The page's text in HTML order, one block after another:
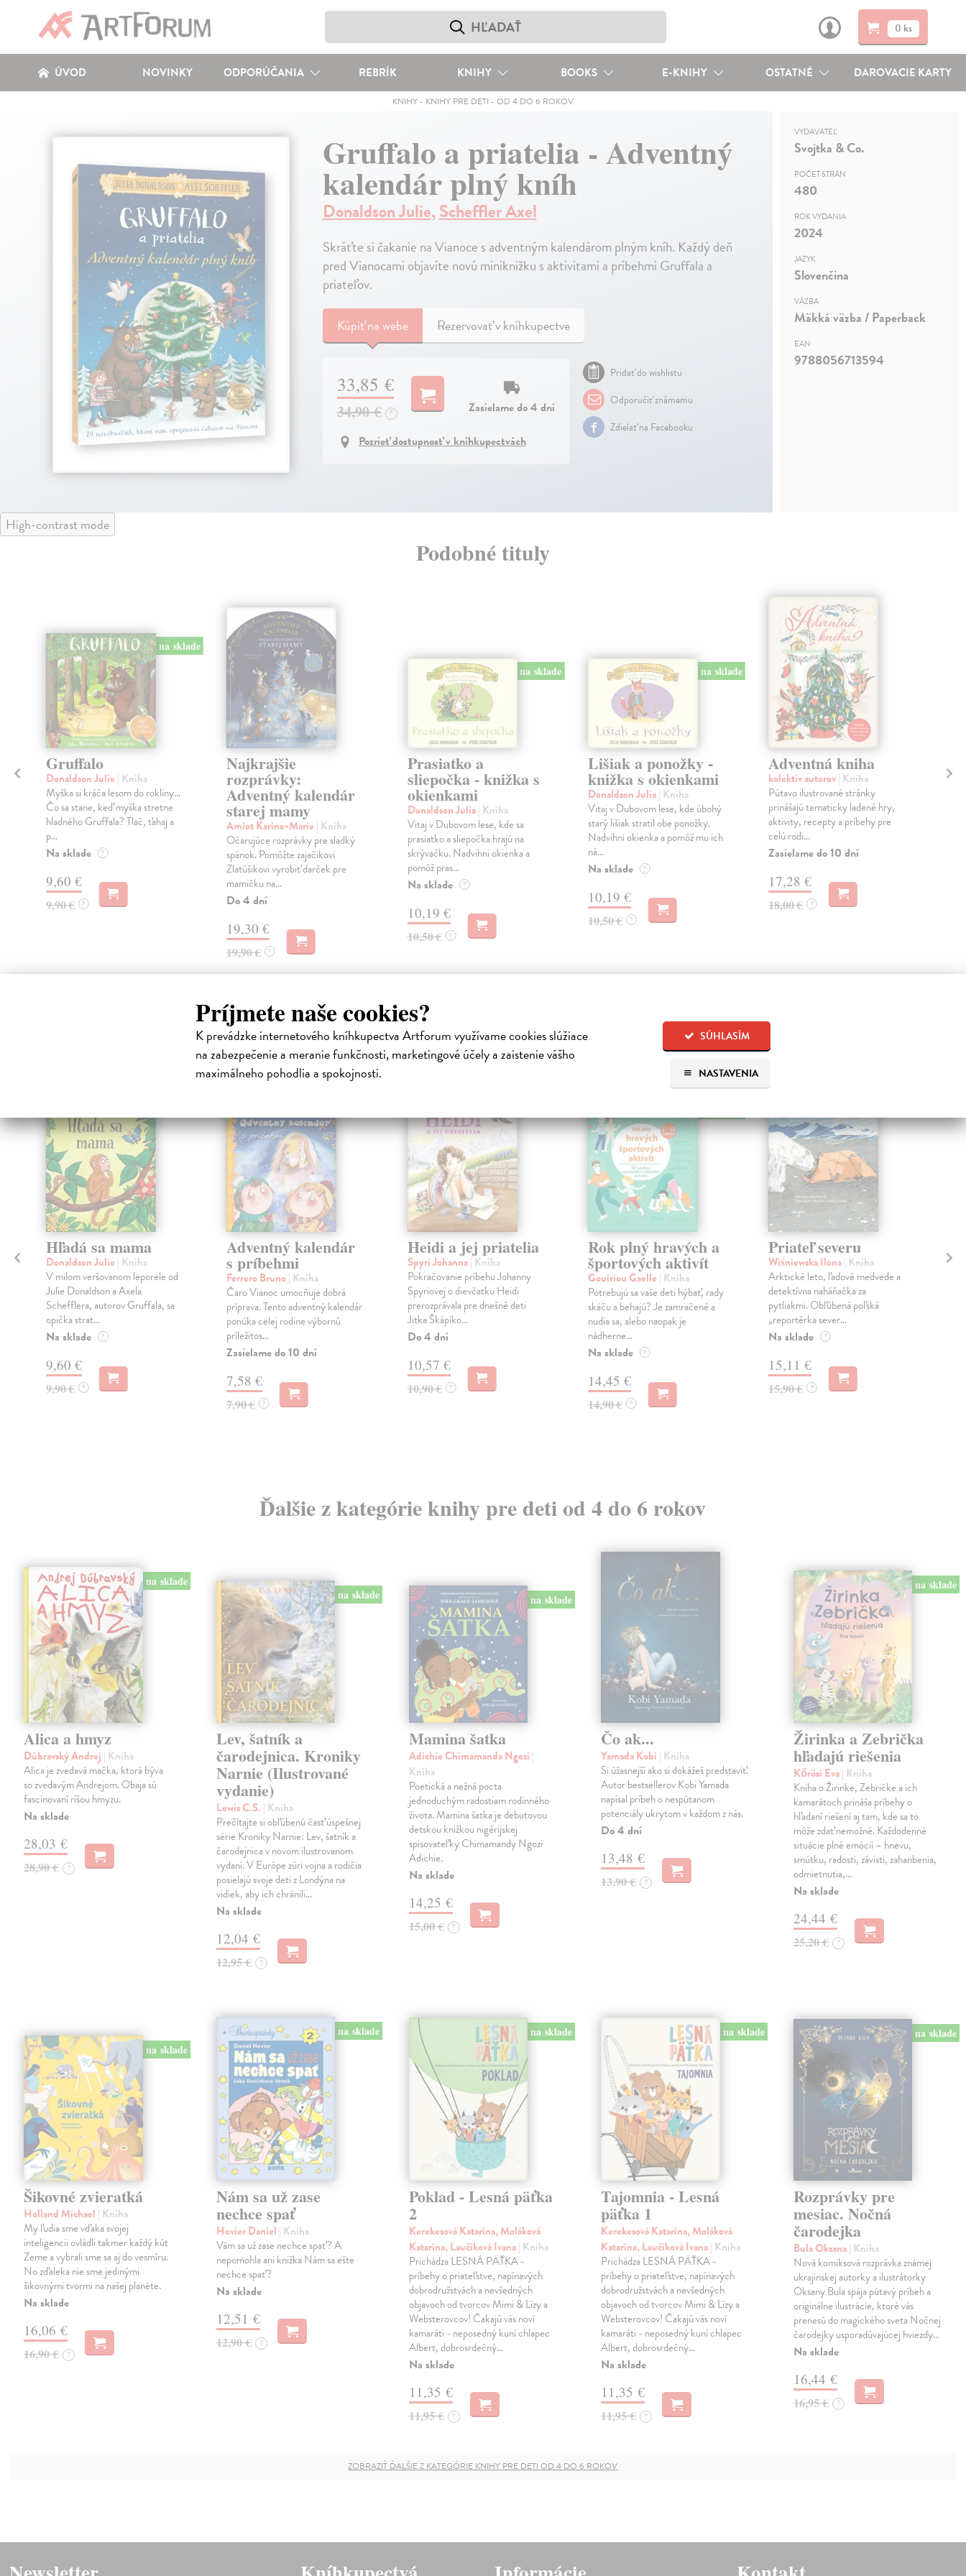
Príjmete naše cookies?
K prevádzke internetového kníhkupectva Artforum využívame cookies slúžiace
na zabezpečenie a meranie funkčnosti, marketingové účely a zaistenie vášho
maximálneho pohodlia a spokojnosti.
SÚHLASÍM
NASTAVENIA
0 ks
ÚVOD NOVINKY ODPORÚČANIA REBRÍK KNIHY BOOKS E-KNIHY OSTATNÉ DAROVACIE KARTY
KNIHY- KNIHY PRE DETI - OD 4 DO 6 ROKOV
Gruffalo a priatelia - Adventný
kalendár plný kníh
Donaldson Julie,Scheffler Axel
Skráťte si čakanie na Vianoce s adventným kalendárom plným kníh. Každý deň
pred Vianocami objavíte novú miniknižku s aktivitami a príbehmi Gruffala a
priateľov.
Kúpiťna webe Rezervovať v kníhkupectve
33,85 €
34,90 € ?
Zasielame do 4 dní
Pozrieť dostupnosť v kníhkupectvách
Pridať do wishlistu
Odporučiť známemu
Zdielať na Facebooku
VYDAVATEĽ
Svojtka & Co.
POČET STRÁN
480
ROK VYDANIA
2024
JAZYK
Slovenčina
VÄZBA
Mäkká väzba / Paperback
EAN
9788056713594
High-contrast mode
Podobné tituly
na sklade
Gruffalo
Donaldson Julie | Kniha
Myška si kráča lesom do rokliny...
Čo sa stane, keď myška stretne
hladného Gruffala? Tlač, ťahaj a
p...
Na sklade ?
9,60 €
9,90 € ?
Najkrajšie
rozprávky:
Adventný kalendár
starej mamy
Amiot Karine-Marie | Kniha
Očarujúce rozprávky pre sladký
spánok. Pomôžte zajačikovi
Zlatúšikovi vyrobiť darček pre
mamičku na...
Do 4 dní
19,30 €
19,90 € ?
na sklade
Prasiatko a
sliepočka - knižka s
okienkami
Donaldson Julia| Kniha
Vitaj v Dubovom lese, kde sa
prasiatko a sliepočka hrajú na
skrývačku. Nadvihni okienka a
pomôž pras...
Na sklade ?
10,19 €
10,50 € ?
na sklade
Lišiak a ponožky -
knižka s okienkami
Donaldson Julia| Kniha
Vitaj v Dubovom lese, kde úbohý
starý lišiak stratil obe ponožky.
Nadvihni okienka a pomôž mu ich
ná...
Na sklade ?
10,19 €
10,50 € ?
Adventná kniha
kolektív autorov| Kniha
Pútavo ilustrované stránky
prinášajú tematicky ladené hry,
aktivity, recepty a príbehy pre
celú rodi...
Zasielame do 10 dní
17,28 €
18,00 € ?
Čitatelia s podobným vkusom si kúpili aj:
Hľadá sa mama
Donaldson Julie | Kniha
V milom veršovanom leporele od
Julie Donaldson a Axela
Schefflera, autorov Gruffala, sa
opička strat...
Na sklade ?
9,60 €
9,90 € ?
Adventný kalendár
s príbehmi
Ferrero Bruno| Kniha
Čaro Vianoc umocňuje dobrá
príprava. Tento adventný kalendár
ponúka celej rodine výbornú
príležitos...
Zasielame do 10 dní
7,58 €
7,90 € ?
Heidi a jej priatelia
Spyri Johanna| Kniha
Pokračovanie príbehu Johanny
Spyriovej o dievčatku Heidi
prerozprávala pre dnešné deti
Jitka Škápíko...
Do 4 dní
10,57 €
10,90 € ?
Rok plný hravých a
športových aktivít
Gouiriou Gaelle | Kniha
Potrebujú sa vaše deti hýbať, rady
skáču a behajú? Je zamračené a
nudia sa, alebo naopak je
nádherne...
Na sklade ?
14,45 €
14,90 € ?
Priateľ severu
Wiśniewska Ilona| Kniha
Arktické leto, ľadové medvede a
detektívna naháňačka za
pytliakmi. Obľúbená poľská
„reportérka sever...
Na sklade ?
15,11 €
15,90 € ?
Ďalšie z kategórie knihy pre deti od 4 do 6 rokov
na sklade
Alica a hmyz
Dúbravský Andrej | Kniha
Alica je zvedavá mačka, ktorá býva
so zvedavým Andrejom. Obaja sú
fascinovaní ríšou hmyzu.
Na sklade
28,03 €
28,90 € ?
na sklade
Lev, šatník a
čarodejnica. Kroniky
Narnie (Ilustrované
vydanie)
Lewis C.S. | Kniha
Prečítajte si obľúbenú časť úspešnej
série Kroniky Narnie: Lev, šatník a
čarodejnica v novom ilustrovanom
vydaní. V Európe zúri vojna a rodičia
posielajú svoje deti z Londýna na
vidiek, aby ich chránili…
Na sklade
12,04 €
12,95 € ?
na sklade
Mamina šatka
Adichie Chimamanda Ngozi |
Kniha
Poetická a nežná pocta
jednoduchým radostiam rodinného
života. Mamina šatka je debutovou
detskou knižkou nigérijskej
spisovateľky Chimamandy Ngozi
Adichie.
Na sklade
14,25 €
15,00 € ?
Čo ak...
Yamada Kobi | Kniha
Si úžasnejší ako si dokážeš predstaviť.
Autor bestsellerov Kobi Yamada
napísal príbeh o nespútanom
potenciály ukrytom v každom z nás.
Do 4 dní
13,48 €
13,90 € ?
na sklade
Žirinka a Zebrička
hľadajú riešenia
Kőrösi Eva| Kniha
Kniha o Žirinke, Zebričke a ich
kamarátoch prináša príbehy o
hľadaní riešení aj tam, kde sa to
môže zdať nemožné. Každodenné
situácie plné emócií – hnevu,
smútku, radosti, závisti, zahanbenia,
odmietnutia,…
Na sklade
24,44 €
25,20 € ?
na sklade
Šikovné zvieratká
Holland Michael | Kniha
My ľudia sme vďaka svojej
inteligencii ovládli takmer každý kút
Zeme a vybrali sme sa aj do vesmíru.
No zďaleka nie sme jedinými
šikovnými tvormi na našej planéte.
Na sklade
16,06 €
16,90 € ?
na sklade
Nám sa už zase
nechce spať
Hevier Daniel | Kniha
Vám sa už zase nechce spať? A
nepomohla ani knižka Nám sa ešte
nechce spať?
Na sklade
12,51 €
12,90 € ?
na sklade
Poklad - Lesná päťka
2
Kerekesová Katarína, Moláková
Katarína, Laučíková Ivana| Kniha
Prichádza LESNÁ PÄŤKA -
príbehy o priateľstve, napínavých
dobrodružstvách a nevšedných
objavoch od tvorcov Mimi & Lízy a
Websterovcov! Čakajú vás noví
kamaráti - neposedný kuní chlapec
Albert, dobrosrdečný…
Na sklade
11,35 €
11,95 € ?
na sklade
Tajomnia - Lesná
päťka 1
Kerekesová Katarína, Moláková
Katarína, Laučíková Ivana| Kniha
Prichádza LESNÁ PÄŤKA -
príbehy o priateľstve, napínavých
dobrodružstvách a nevšedných
objavoch od tvorcov Mimi & Lízy a
Websterovcov! Čakajú vás noví
kamaráti - neposedný kuní chlapec
Albert, dobrosrdečný…
Na sklade
11,35 €
11,95 € ?
na sklade
Rozprávky pre
mesiac. Nočná
čarodejka
Bula Oksana| Kniha
Nová komiksová rozprávka známej
ukrajinskej autorky a ilustrátorky
Oksany Bula spája pútavý príbeh a
originálne ilustrácie, ktoré vás
prenesú do magického sveta Nočnej
čarodejky usporadúvajúcej hviezdy…
Na sklade
16,44 €
16,95 € ?
ZOBRAZIŤ ĎALŠIE Z KATEGÓRIE KNIHY PRE DETI OD 4 DO 6 ROKOV